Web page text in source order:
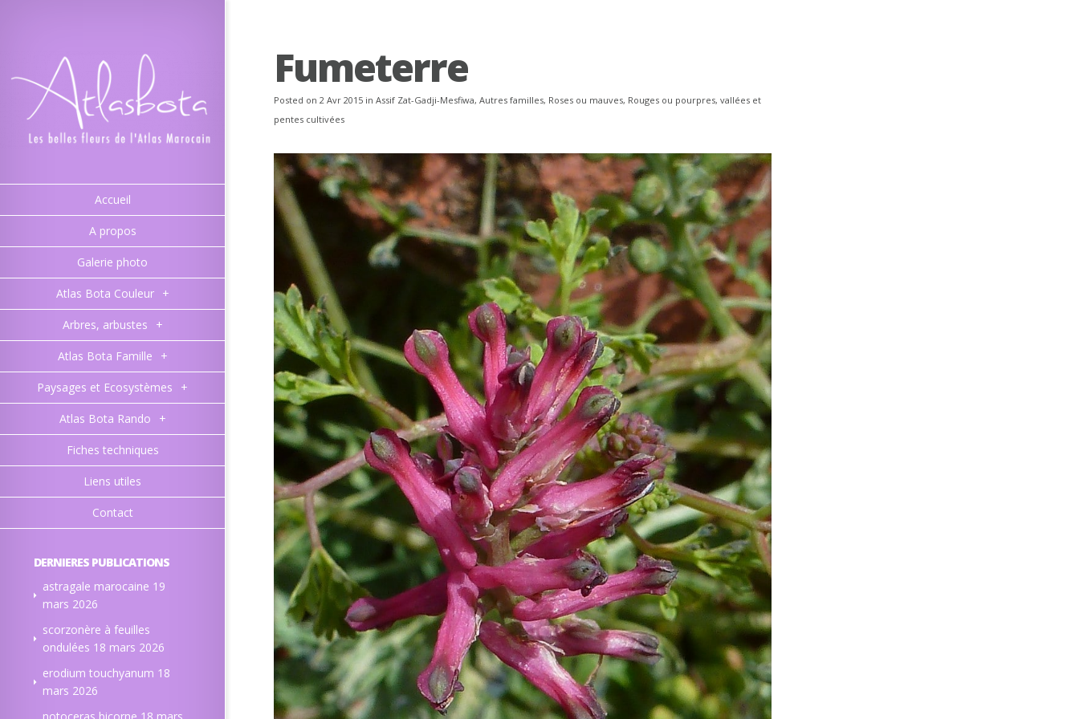
Accueil
A propos
Galerie photo
Atlas Bota Couleur +
Arbres, arbustes +
Atlas Bota Famille +
Paysages et Ecosystèmes +
Atlas Bota Rando +
Fiches techniques
Liens utiles
Contact
DERNIERES PUBLICATIONS
astragale marocaine 19
mars 2026
scorzonère à feuilles
ondulées 18 mars 2026
erodium touchyanum 18
mars 2026
Fumeterre
Posted on 2 Avr 2015 in Assif Zat-Gadji-Mesfiwa, Autres familles, Roses ou mauves, Rouges ou pourpres, vallées et
pentes cultivées